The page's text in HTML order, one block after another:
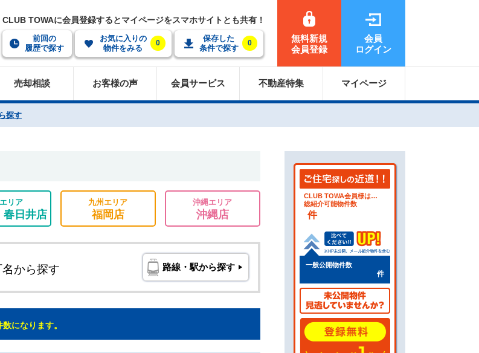
CLUB TOWAに会員登録するとマイページをスマホサイトとも共有！
前回の
履歴で探す
お気に入りの
物件をみる
0
保存した
条件で探す
0
無料新規
会員登録
会員
ログイン
売却相談 お客様の声 会員サービス 不動産特集 マイページ
探す
リア
春日井店
九州エリア
福岡店
沖縄エリア
沖縄店
から探す 路線・駅から探す
になります。
CLUB TOWA会員様は…
総紹介可能物件数
件
一般公開物件数
件